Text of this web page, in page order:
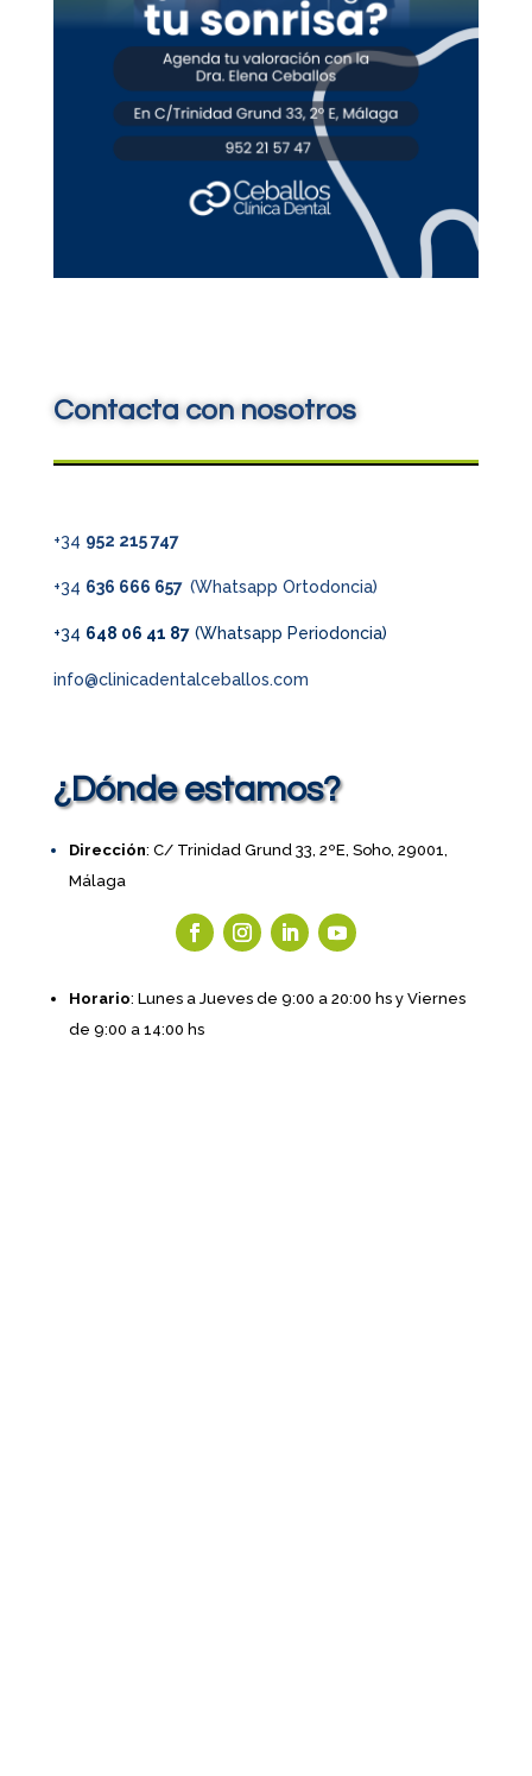
Contacta con nosotros
+34 952 215 747
+34 636 666 657 (Whatsapp Ortodoncia)
+34 648 06 41 87(Whatsapp Periodoncia)
info@clinicadentalceballos.com
¿Dónde estamos?
Dirección: C/ Trinidad Grund 33, 2ºE, Soho, 29001,
Málaga
Horario: Lunes a Jueves de 9:00 a 20:00 hs y Viernes
de 9:00 a 14:00 hs